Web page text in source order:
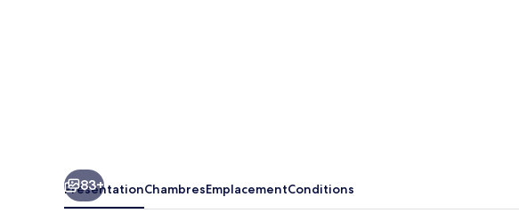
83+
PrésentationChambresEmplacementConditions